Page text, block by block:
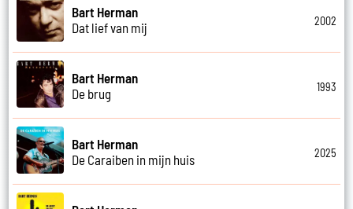
Bart Herman
Dat lief van mij
2002
Bart Herman
De brug
1993
Bart Herman
De Caraiben in mijn huis
2025